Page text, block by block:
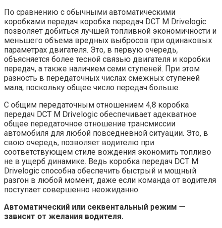
По сравнению с обычными автоматическими
коробками передач коробка передач DCT М Drivelogic
позволяет добиться лучшей топливной экономичности и
меньшего объема вредных выбросов при одинаковых
параметрах двигателя. Это, в первую очередь,
объясняется более тесной связью двигателя и коробки
передач, а также наличием семи ступеней. При этом
разность в передаточных числах смежных ступеней
мала, поскольку общее число передач больше.
С общим передаточным отношением 4,8 коробка
передач DCT М Drivelogic обеспечивает адекватное
общее передаточное отношение трансмиссии
автомобиля для любой повседневной ситуации. Это, в
свою очередь, позволяет водителю при
соответствующем стиле вождения экономить топливо
не в ущерб динамике. Ведь коробка передач DCT М
Drivelogic способна обеспечить быстрый и мощный
разгон в любой момент, даже если команда от водителя
поступает совершенно неожиданно.
Автоматический или секвентальный режим —
зависит от желания водителя.